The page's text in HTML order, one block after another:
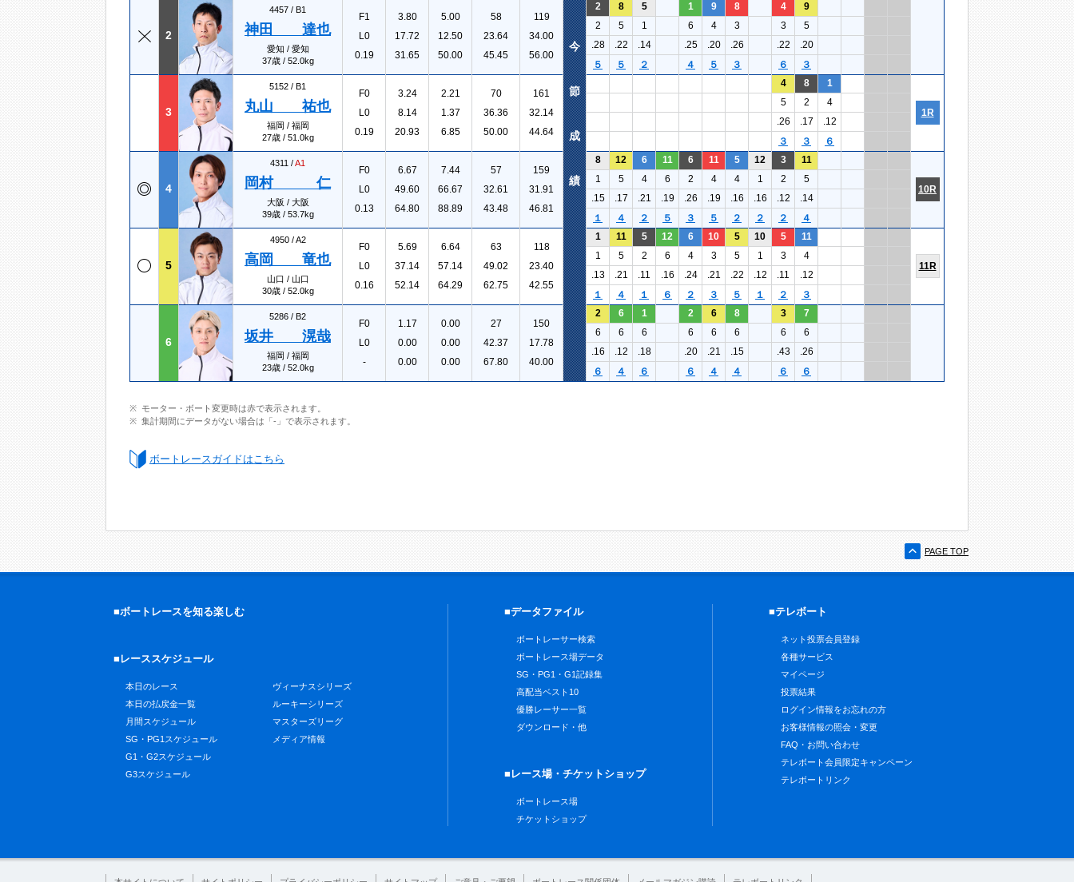
2
4457 / B1
神田 達也
愛知 / 愛知
37歳 / 52.0kg
F1
L0
0.19
3.80
17.72
31.65
5.00
12.50
50.00
58
23.64
45.45
119
34.00
56.00
2 8 5 1 9 8 4
9
2
5 1 6 4 3 3
5
.28
.22 .14 .25 .20 .26 .22
.20
５
５ ２ ４ ５ ３ ６ ３
3
5152 / B1
丸山 祐也
福岡 / 福岡
27歳 / 51.0kg
F0
L0
0.19
3.24
8.14
20.93
2.21
1.37
6.85
70
36.36
50.00
161
32.14
44.64
4 8 1
1R
5 2
4
.26
.17
.12
３
３ ６
4
4311 /A1
岡村 仁
大阪 / 大阪
39歳 / 53.7kg
F0
L0
0.13
6.67
49.60
64.80
7.44
66.67
88.89
57
32.61
43.48
159
31.91
46.81
8 12 6 11 6 11 5 12 3 11
10R
1 5 4 6 2 4 4 1 2
5
.15
.17 .21 .19 .26 .19 .16 .16 .12
.14
１
４ ２ ５ ３ ５ ２ ２ ２ ４
5
4950 /A2
高岡 竜也
山口 / 山口
30歳 / 52.0kg
F0
L0
0.16
5.69
37.14
52.14
6.64
57.14
64.29
63
49.02
62.75
118
23.40
42.55
1 11 5 12 6 10 5 10 5 11
11R
1 5 2 6 4 3 5 1 3
4
.13
.21 .11 .16 .24 .21 .22 .12 .11
.12
１
４ １ ６ ２ ３ ５ １ ２ ３
6
5286 / B2
坂井 滉哉
福岡 / 福岡
23歳 / 52.0kg
F0
L0
-
1.17
0.00
0.00
0.00
0.00
0.00
27
42.37
67.80
150
17.78
40.00
2 6 1 2 6 8 3
7
6
6 6 6 6 6 6
6
.16
.12 .18 .20 .21 .15 .43
.26
６
４ ６ ６ ４ ４ ６ ６
今
節
成
績
モーター・ボート変更時は赤で表示されます。
集計期間にデータがない場合は「-」で表示されます。
ボートレースガイドはこちら
PAGE TOP
■ボートレースを知る楽しむ
■レーススケジュール
本日のレース
本日の払戻金一覧
月間スケジュール
SG・PG1スケジュール
G1・G2スケジュール
G3スケジュール
ヴィーナスシリーズ
ルーキーシリーズ
マスターズリーグ
メディア情報
■データファイル
ボートレーサー検索
ボートレース場データ
SG・PG1・G1記録集
高配当ベスト10
優勝レーサー一覧
ダウンロード・他
■レース場・チケットショップ
ボートレース場
チケットショップ
■テレボート
ネット投票会員登録
各種サービス
マイページ
投票結果
ログイン情報をお忘れの方
お客様情報の照会・変更
FAQ・お問い合わせ
テレボート会員限定キャンペーン
テレボートリンク